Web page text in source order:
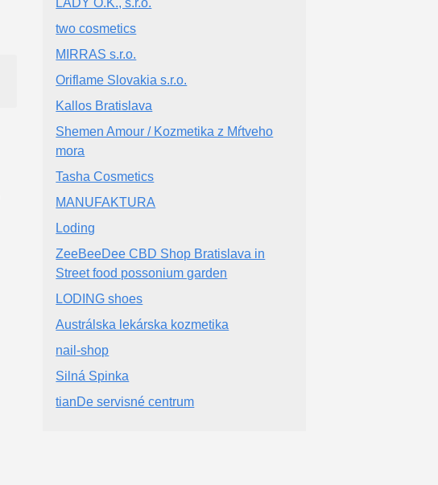
LADY O.K., s.r.o.
two cosmetics
MIRRAS s.r.o.
Oriflame Slovakia s.r.o.
Kallos Bratislava
Shemen Amour / Kozmetika z Mŕtveho
mora
Tasha Cosmetics
MANUFAKTURA
Loding
ZeeBeeDee CBD Shop Bratislava in
Street food possonium garden
LODING shoes
Austrálska lekárska kozmetika
nail-shop
Silná Spinka
tianDe servisné centrum